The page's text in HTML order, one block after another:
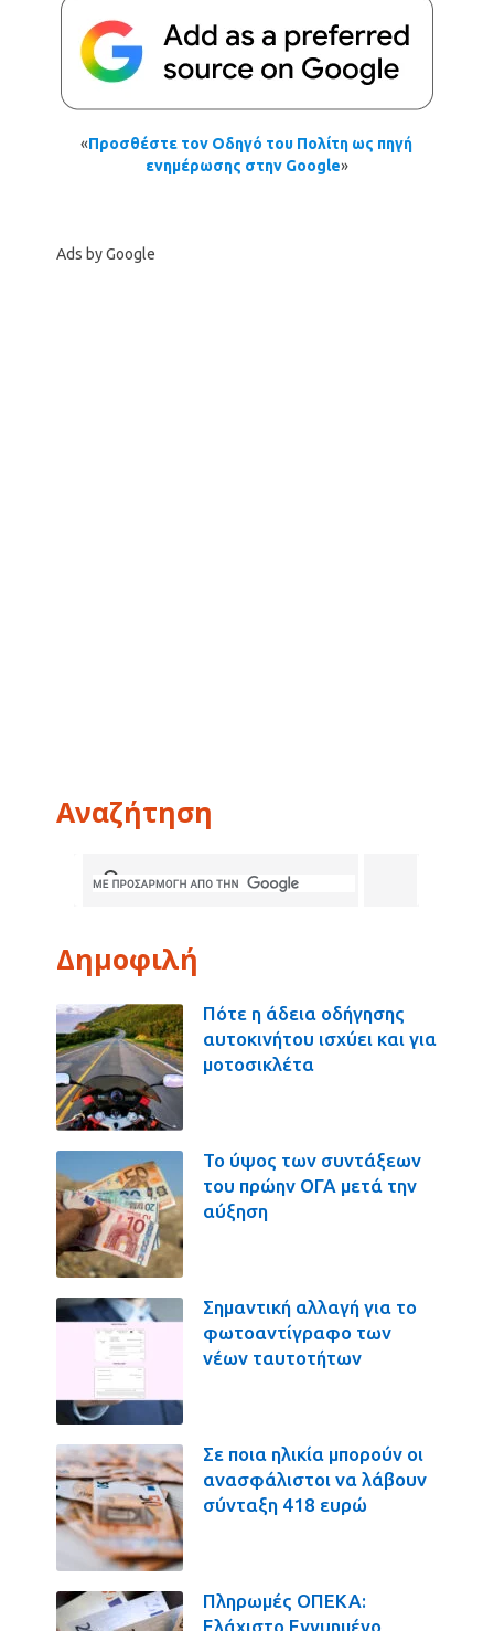
«Προσθέστε τον Οδηγό του Πολίτη ως πηγή
ενημέρωσης στην Google»
Ads by Google
Αναζήτηση
Δημοφιλή
Πότε η άδεια οδήγησης
αυτοκινήτου ισχύει και για
μοτοσικλέτα
Το ύψος των συντάξεων
του πρώην ΟΓΑ μετά την
αύξηση
Σημαντική αλλαγή για το
φωτοαντίγραφο των
νέων ταυτοτήτων
Σε ποια ηλικία μπορούν οι
ανασφάλιστοι να λάβουν
σύνταξη 418 ευρώ
Πληρωμές ΟΠΕΚΑ:
Ελάχιστο Εγγυημένο